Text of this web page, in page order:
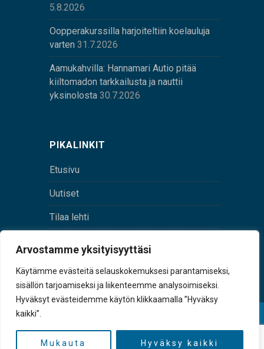
Arvostamme yksityisyyttäsi
Käytämme evästeitä selauskokemuksesi parantamiseksi,
sisällön tarjoamiseksi ja liikenteemme analysoimiseksi.
Hyväksyt evästeidemme käytön klikkaamalla ”Hyväksy
kaikki”.
Mukauta Hyväksy kaikki
5.8.2026
Oopperakurssilla harjoiteltiin koelauluja
varten 31.7.2026
Aamukahvilla: Hannamari Autio pitää
kiiltomadon tarkkailusta ja nauttii
yksinolosta 30.7.2026
PIKALINKIT
Etusivu
Uutiset
Tilaa lehti
tunnus 0167229-8